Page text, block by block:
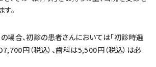
。
の場合、初診の患者さんにおいては「初診時選
7,700円（税込）、歯科は5,500円（税込）は必